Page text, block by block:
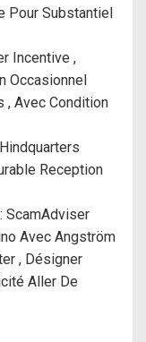
Pour Substantiel
Incentive ,
Occasionnel
, Avec Condition
Reception
ScamAdviser
Avec Angström
, Désigner
Aller De